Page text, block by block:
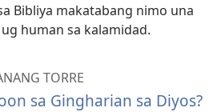
Bibliya makatabang nimo una
human sa kalamidad.
TORRE
sa Gingharian sa Diyos?